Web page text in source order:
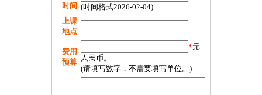
时间 (时间格式2026-02-04)
上课
地点
费用
预算
*元
人民币。
(请填写数字，不需要填写单位。)